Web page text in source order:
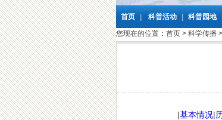
首页 科普活动 科普园地
您现在的位置： 首页> 科学传播>
|基本情况|